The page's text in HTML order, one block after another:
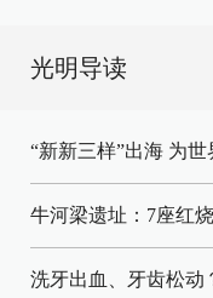
光明导读
“新新三样”出海 为
牛河梁遗址：7座红
洗牙出血、牙齿松动